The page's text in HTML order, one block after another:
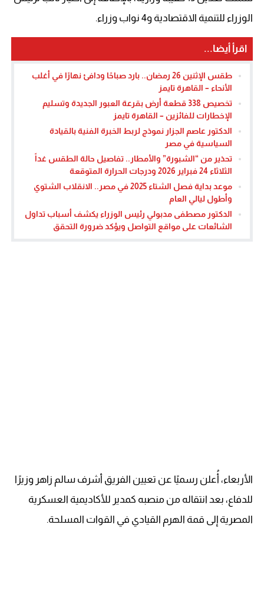
الوزراء للتنمية الاقتصادية و4 نواب وزراء.
اقرأ أيضا...
طقس الإثنين 26 رمضان.. بارد صباحًا ودافئ نهارًا في أغلب
الأنحاء – القاهرة تايمز
تخصيص 338 قطعة أرض بقرعة العبور الجديدة وتسليم
الإخطارات للفائزين – القاهرة تايمز
الدكتور عاصم الجزار نموذج لربط الخبرة الفنية بالقيادة
السياسية في مصر
تحذير من “الشبورة” والأمطار.. تفاصيل حالة الطقس غداً
الثلاثاء 24 فبراير 2026 ودرجات الحرارة المتوقعة
موعد بداية فصل الشتاء 2025 في مصر.. الانقلاب الشتوي
وأطول ليالي العام
الدكتور مصطفى مدبولي رئيس الوزراء يكشف أسباب تداول
الشائعات على مواقع التواصل ويؤكد ضرورة التحقق
الأربعاء، أُعلن رسميًا عن تعيين الفريق أشرف سالم زاهر وزيرًا
للدفاع، بعد انتقاله من منصبه كمدير للأكاديمية العسكرية
المصرية إلى قمة الهرم القيادي في القوات المسلحة.